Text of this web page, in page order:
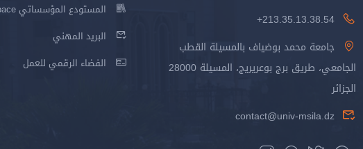
213.35.13.38.54+
جامعة محمد بوضياف بالمسيلة القطب
الجامعي، طريق برج بوعريريج، المسيلة 28000
الجزائر
contact@univ-msila.dz
المستودع المؤسساتي DSpace
البريد المهني
الفضاء الرقمي للعمل